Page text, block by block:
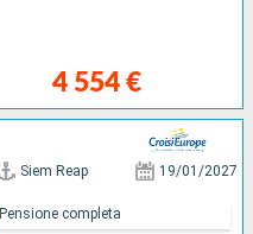
4 554 €
Siem Reap 19/01/2027
Pensione completa